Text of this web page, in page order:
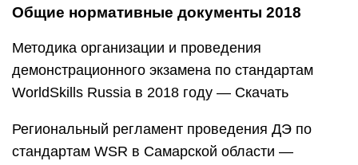
Общие нормативные документы 2018
Методика организации и проведения
демонстрационного экзамена по стандартам
WorldSkills Russia в 2018 году — Скачать
Региональный регламент проведения ДЭ по
стандартам WSR в Самарской области —